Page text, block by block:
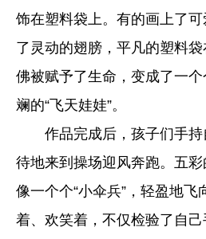
饰在塑料袋上。有的画上了
了灵动的翅膀，平凡的塑料
佛被赋予了生命，变成了一
斓的“飞天娃娃”。
作品完成后，孩子们手持
待地来到操场迎风奔跑。五彩
像一个个“小伞兵”，轻盈地飞
着、欢笑着，不仅检验了自